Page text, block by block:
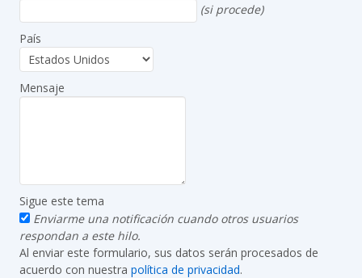
(si procede)
País
Mensaje
Sigue este tema
Enviarme una notificación cuando otros usuarios
respondan a este hilo.
Al enviar este formulario, sus datos serán procesados de
acuerdo con nuestra política de privacidad.